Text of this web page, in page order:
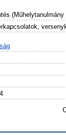
(Műhelytanulmány